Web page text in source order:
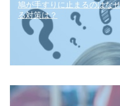
鳩が手すりに止まるのはな
る対策は？